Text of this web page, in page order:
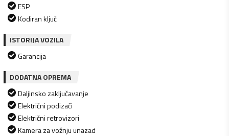
ESP
Kodiran ključ
ISTORIJA VOZILA
Garancija
DODATNA OPREMA
Daljinsko zaključavanje
Električni podizači
Električni retrovizori
Kamera za vožnju unazad